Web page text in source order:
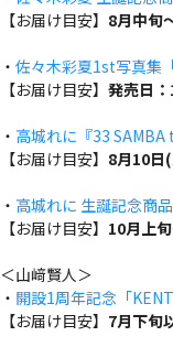
【お届け目安】 8月中旬
・ 佐々木彩夏1st写真集
【お届け目安】 発売日
・ 高城れに『33
【お届け目安】 8月10日
・ 高城れに 生誕記念商
【お届け目安】 10月上
＜山﨑賢人＞
・ 開設1周年記念「
【お届け目安】 7月下旬